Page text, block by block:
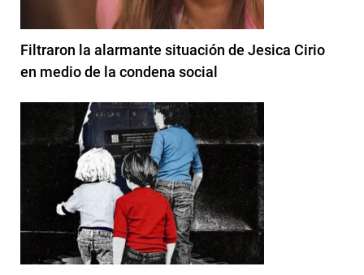
Filtraron la alarmante situación de Jesica Cirio
en medio de la condena social